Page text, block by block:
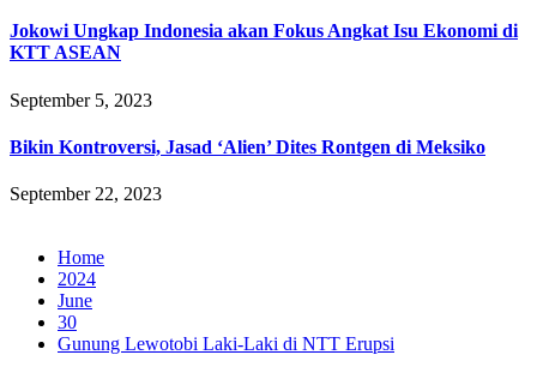
Jokowi Ungkap Indonesia akan Fokus Angkat Isu Ekonomi di
KTT ASEAN
September 5, 2023
Bikin Kontroversi, Jasad ‘Alien’ Dites Rontgen di Meksiko
September 22, 2023
Home
2024
June
30
Gunung Lewotobi Laki-Laki di NTT Erupsi